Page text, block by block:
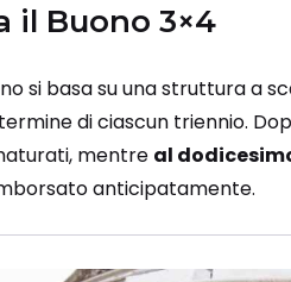
il Buono 3×4
si basa su una struttura a
di ciascun triennio.
mentre al
anticipatamente.